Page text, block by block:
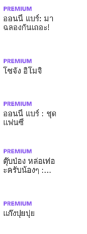
ออนนี่ แบร์: มา
ฉลองกันเถอะ!
โซจัง อิโมจิ
ออนนี่ แบร์ : ชุด
แฟนซี
ตุ๊บป่อง หล่อเท่อ
ะครับน้องๆ :
แก๊งปุยปุย